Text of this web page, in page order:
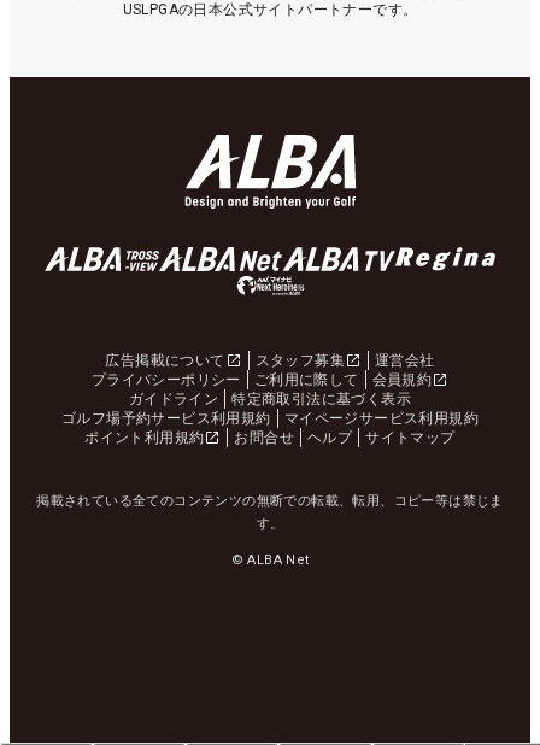
USLPGAの日本公式サイトパートナーです。
広告掲載について スタッフ募集
運営会社
プライバシーポリシー
ご利用に際して
会員規約
ガイドライン
特定商取引法に基づく表示
ゴルフ場予約サービス利用規約
マイページサービス利用規約
ポイント利用規約
お問合せ ヘルプ サイトマップ
掲載されている全てのコンテンツの無断での転載、転用、コピー等は禁じま
す。
© ALBA Net